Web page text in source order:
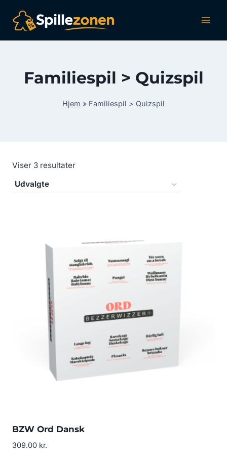
indhold
Familiespil > Quizspil
Hjem » Familiespil > Quizspil
Viser 3 resultater
BZW Ord Dansk
309.00 kr.